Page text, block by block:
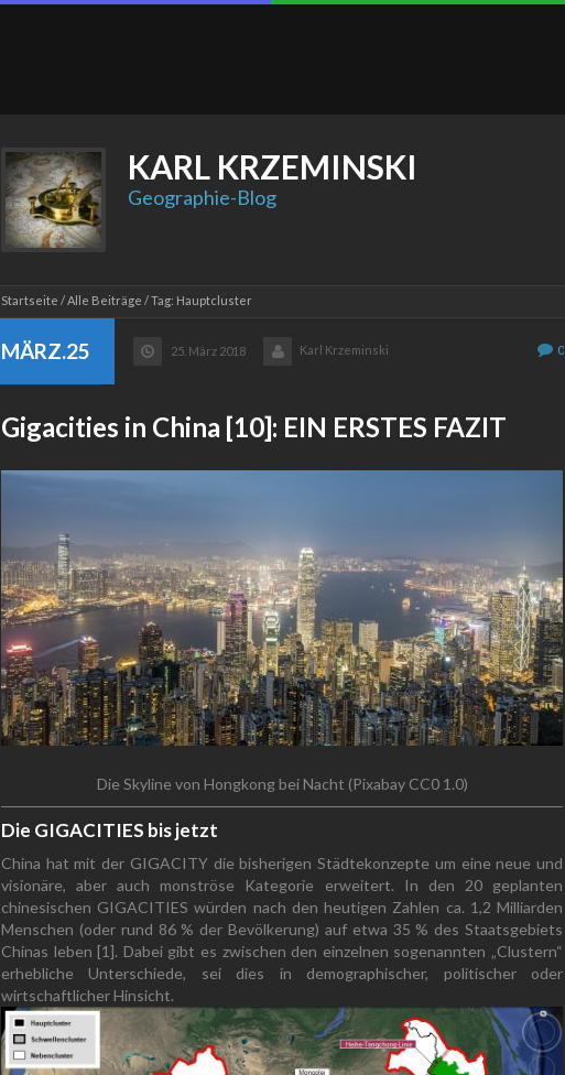
KARL KRZEMINSKI
Geographie-Blog
Startseite Alle Beiträge Tag: Hauptcluster
MÄRZ.25 25. März 2018 0
Karl Krzeminski
Gigacities in China [10]: EIN ERSTES FAZIT
Die Skyline von Hongkong bei Nacht (Pixabay CC0 1.0)
Die GIGACITIES bis jetzt
China hat mit der GIGACITY die bisherigen Städtekonzepte um eine neue und
visionäre, aber auch monströse Kategorie erweitert. In den 20 geplanten
chinesischen GIGACITIES würden nach den heutigen Zahlen ca. 1,2 Milliarden
Menschen (oder rund 86 % der Bevölkerung) auf etwa 35 % des Staatsgebiets
Chinas leben [1]. Dabei gibt es zwischen den einzelnen sogenannten „Clustern“
erhebliche Unterschiede, sei dies in demographischer, politischer oder
wirtschaftlicher Hinsicht.